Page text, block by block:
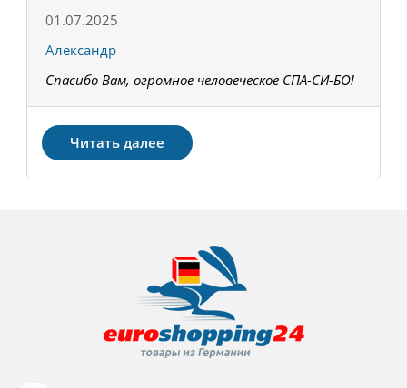
01.07.2025
Александр
Спасибо Вам, огромное человеческое СПА-СИ-БО!
Читать далее